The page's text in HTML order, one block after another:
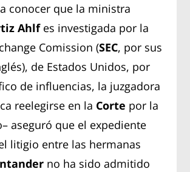
conocer que la ministra
Ahlf es investigada por la
Comission (SEC, por sus
de Estados Unidos, por
de influencias, la juzgadora
reelegirse en la Corte por la
aseguró que el expediente
litigio entre las hermanas
no ha sido admitido